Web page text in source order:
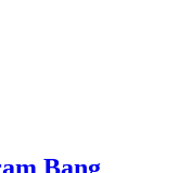
Bang